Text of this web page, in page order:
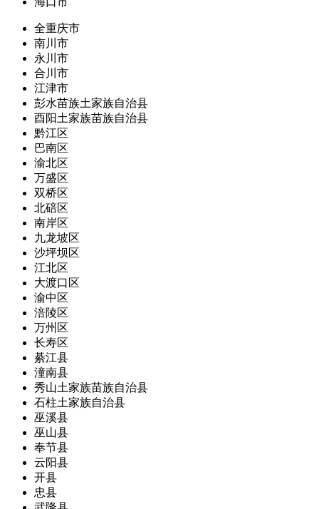
全重庆市
南川市
永川市
合川市
江津市
彭水苗族土家族自治县
酉阳土家族苗族自治县
黔江区
巴南区
渝北区
万盛区
双桥区
北碚区
南岸区
九龙坡区
沙坪坝区
江北区
大渡口区
渝中区
涪陵区
万州区
长寿区
綦江县
潼南县
秀山土家族苗族自治县
石柱土家族自治县
巫溪县
巫山县
奉节县
云阳县
开县
忠县